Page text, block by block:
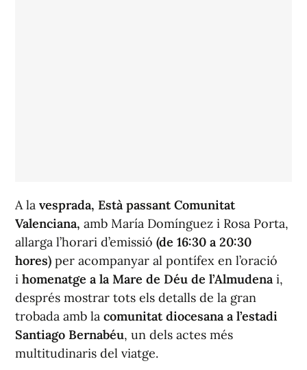
A la vesprada, Està passant Comunitat
Valenciana, amb María Domínguez i Rosa Porta,
allarga l’horari d’emissió (de 16:30 a 20:30
hores) per acompanyar al pontífex en l’oració
i homenatge a la Mare de Déu de l’Almudena i,
després mostrar tots els detalls de la gran
trobada amb la comunitat diocesana a l’estadi
Santiago Bernabéu, un dels actes més
multitudinaris del viatge.